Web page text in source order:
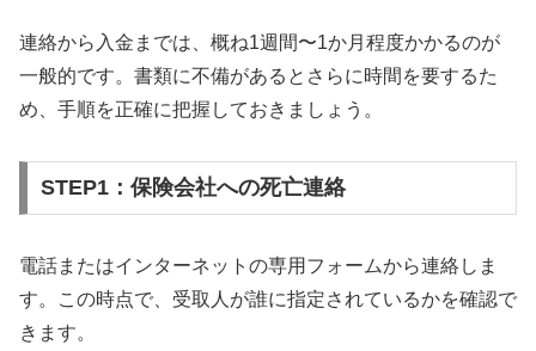
連絡から入金までは、概ね1週間〜1か月程度かかるのが
一般的です。書類に不備があるとさらに時間を要するた
め、手順を正確に把握しておきましょう。
STEP1：保険会社への死亡連絡
電話またはインターネットの専用フォームから連絡しま
す。この時点で、受取人が誰に指定されているかを確認で
きます。